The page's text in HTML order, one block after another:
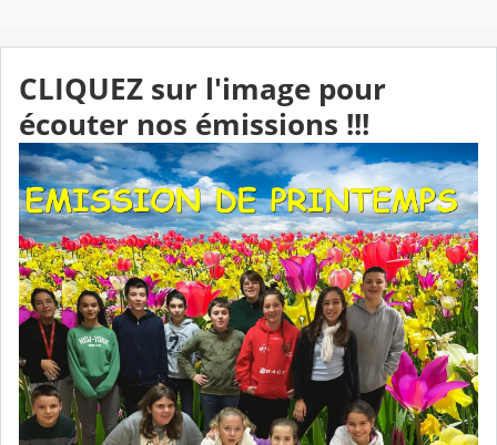
CLIQUEZ sur l'image pour
écouter nos émissions !!!